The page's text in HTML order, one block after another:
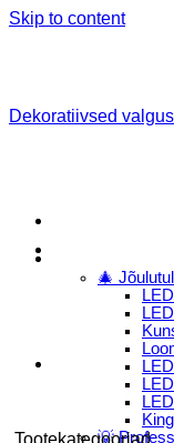
Skip to content
🎄
💡
Dekoratiivsed
Tootekategooriad